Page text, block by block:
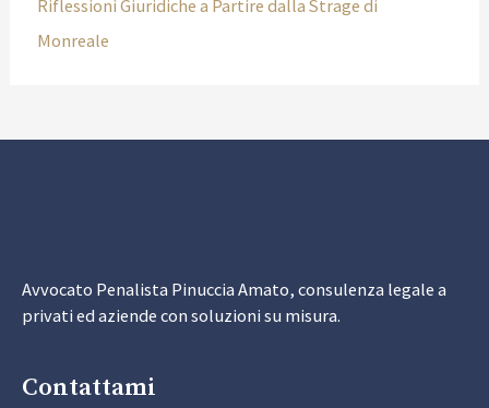
Riflessioni Giuridiche a Partire dalla Strage di
Monreale
Avvocato Penalista Pinuccia Amato, consulenza legale a
privati ed aziende con soluzioni su misura.
Contattami